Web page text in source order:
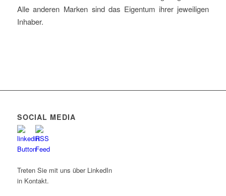
Alle anderen Marken sind das Eigentum ihrer jeweiligen
Inhaber.
SOCIAL MEDIA
Treten Sie mit uns über LinkedIn
in Kontakt.